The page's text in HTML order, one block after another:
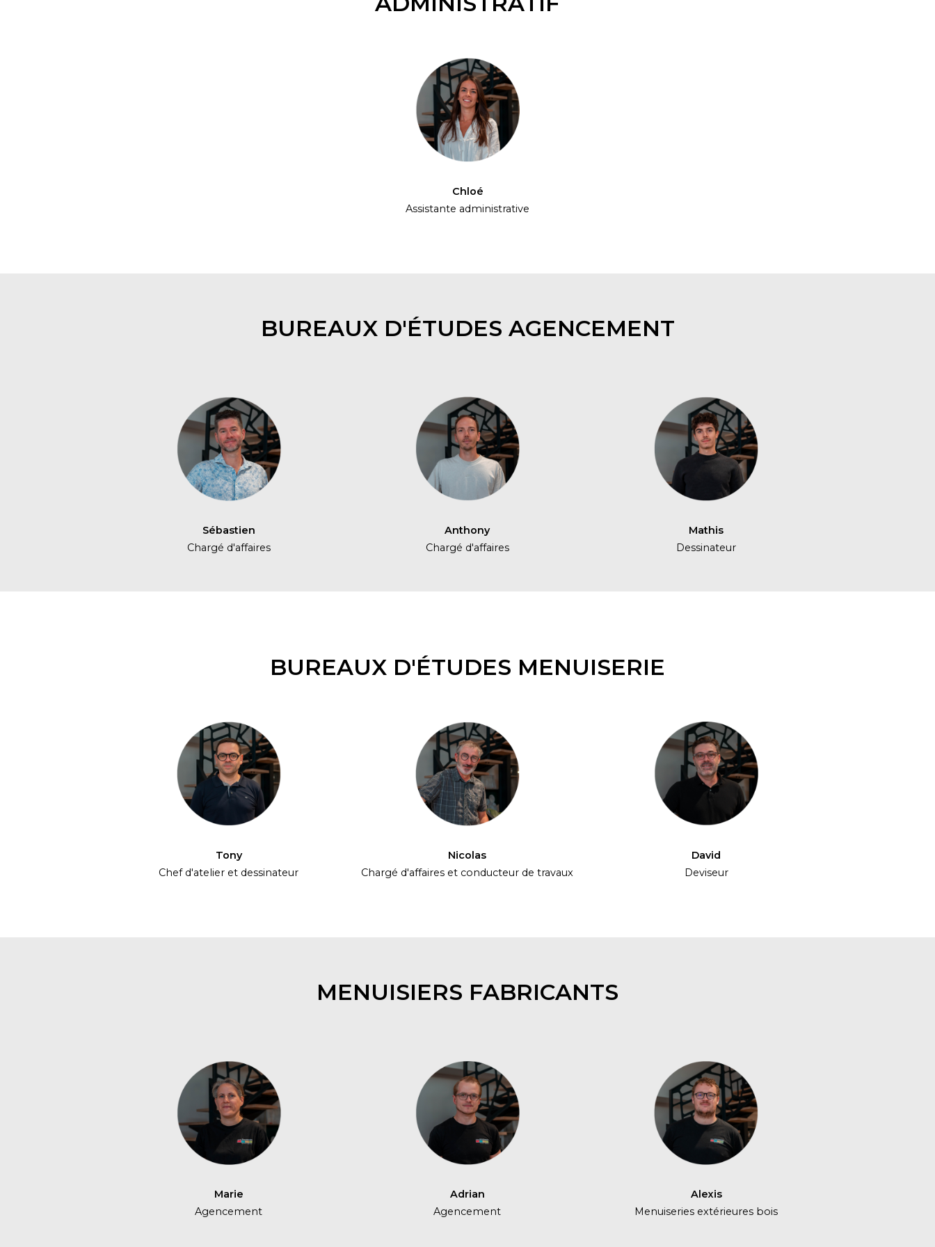
Chloé
Assistante administrative
BUREAUX D'ÉTUDES AGENCEMENT
Sébastien
Chargé d'affaires
Anthony
Chargé d'affaires
Mathis
Dessinateur
BUREAUX D'ÉTUDES MENUISERIE
Tony
Chef d'atelier et dessinateur
Nicolas
Chargé d'affaires et conducteur de travaux
David
Deviseur
MENUISIERS FABRICANTS
Marie
Agencement
Adrian
Agencement
Alexis
Menuiseries extérieures bois